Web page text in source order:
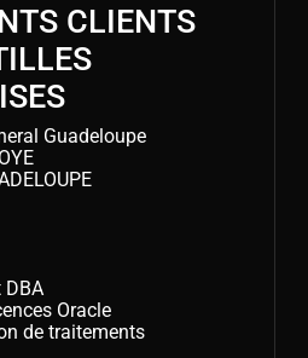
CLIENTS
Guadeloupe
DBA
Oracle
de traitements